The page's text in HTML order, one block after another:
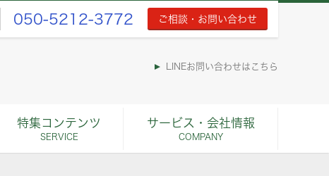
050-5212-3772 ご相談・お問い合わせ
LINEお問い合わせはこちら
特集コンテンツ
SERVICE
サービス・会社情報
COMPANY